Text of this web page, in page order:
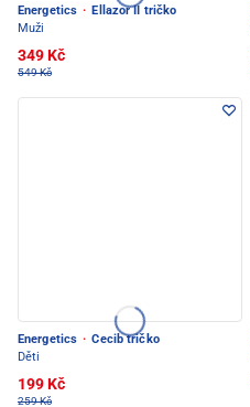
Energetics · Ellazor II tričko
Muži
349 Kč
549 Kč
Energetics · Cecib tričko
Děti
199 Kč
259 Kč